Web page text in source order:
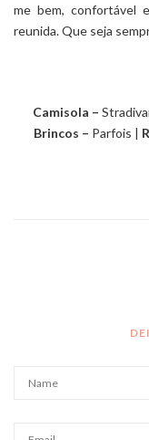
me bem, confortável
reunida. Que seja
Camisola –
Brincos – Parfois |